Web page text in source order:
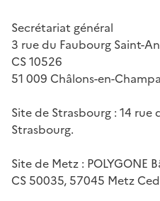
Secrétariat général
3 rue du Faubourg Saint-
CS 10526
51 009 Châlons-en-
Site de Strasbourg : 14 rue
Strasbourg.
Site de Metz : POLYGONE
CS 50035, 57045 Metz